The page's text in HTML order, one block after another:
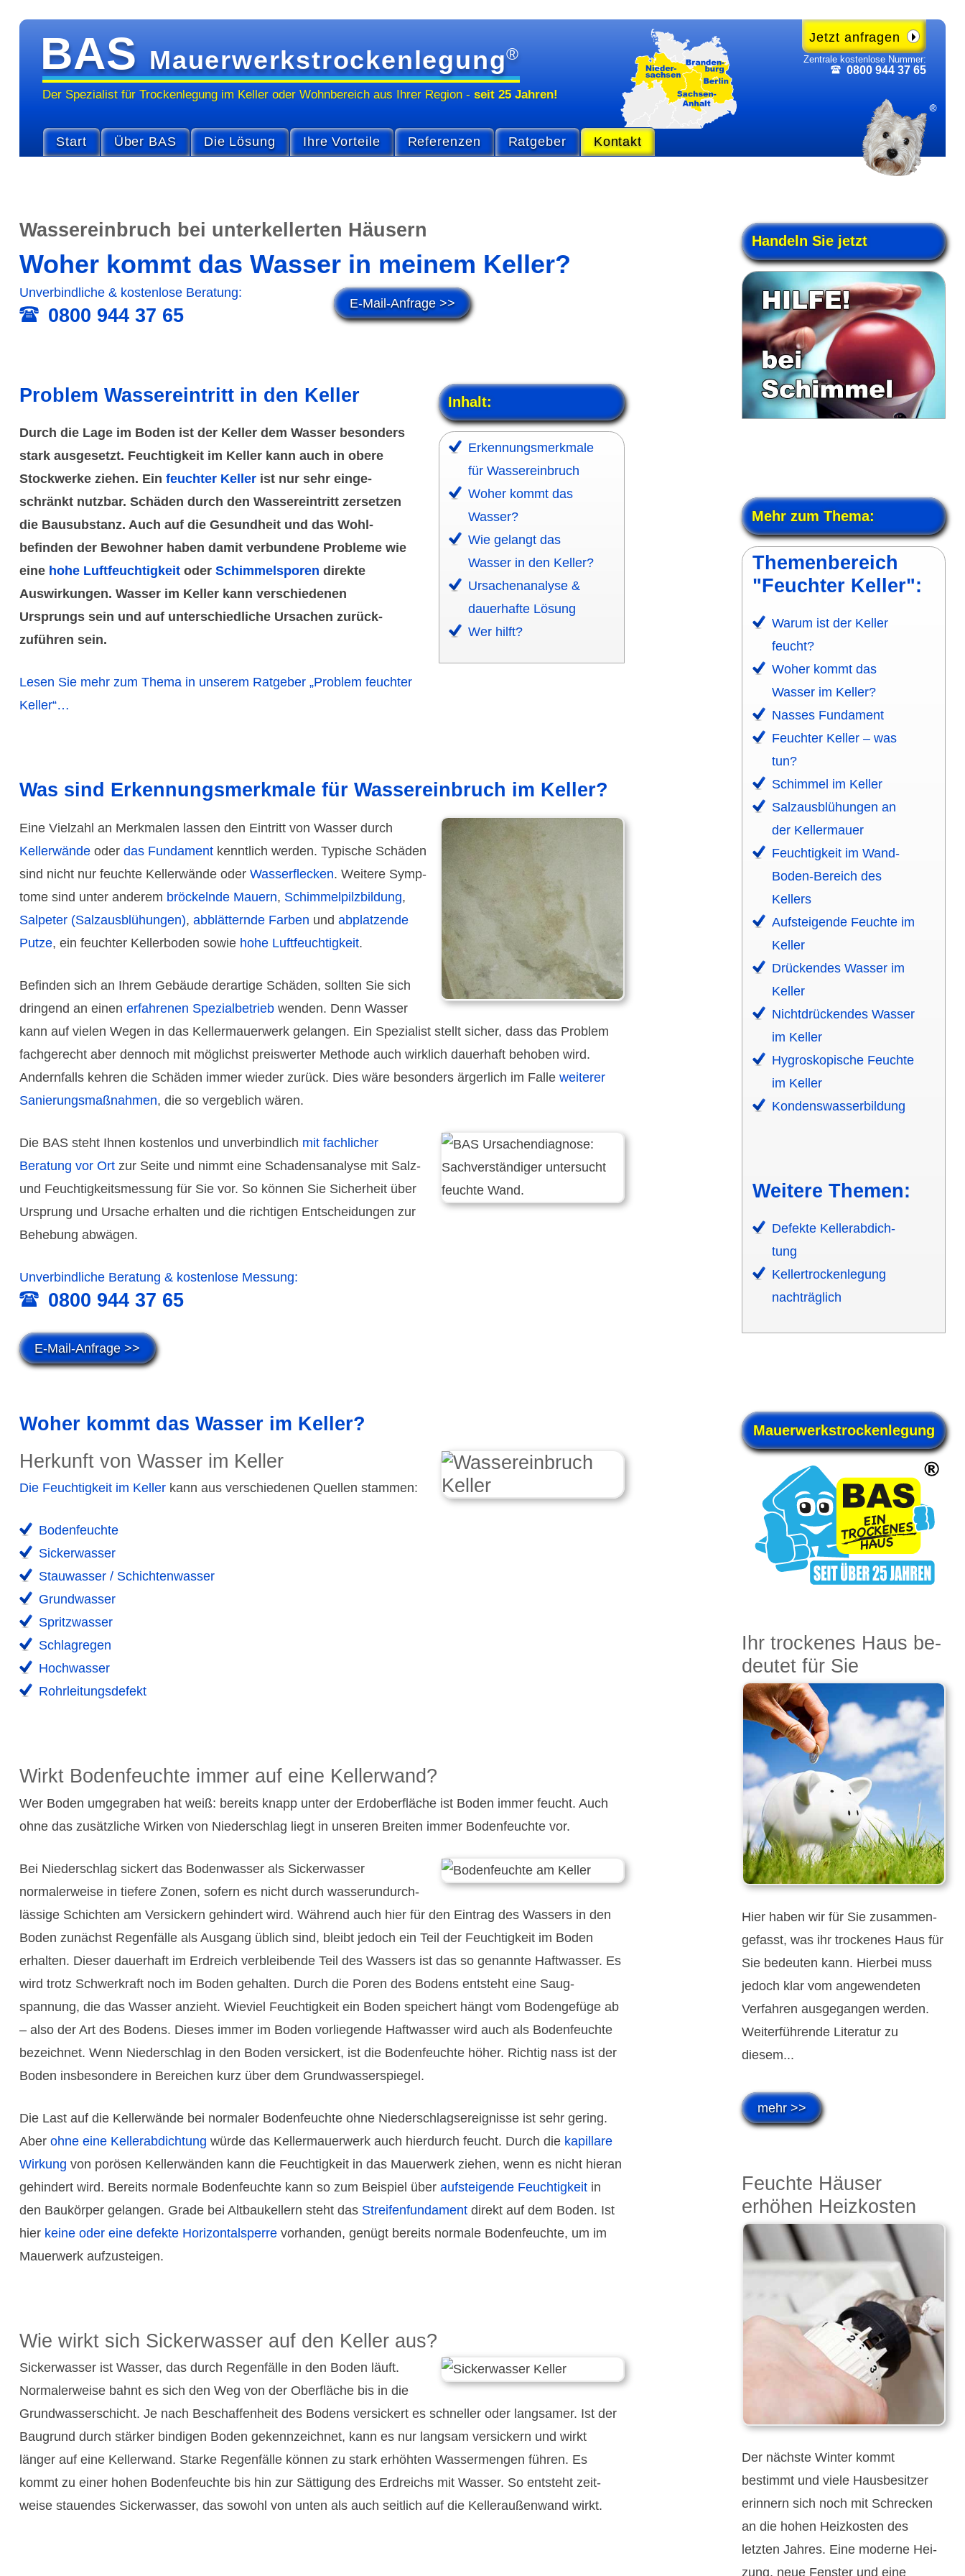
BASMauerwerkstrockenlegung®
Der Spezialist für Trocken­legung im Keller oder Wohn­bereichaus Ihrer Region-seit 25 Jahren!
Zentrale kosten­lose Nummer:
0800 944 37 65
Jetzt anfragen
Start Über BAS Die Lösung Ihre Vorteile Referenzen Ratgeber Kontakt
Wasser­einbruch bei unterkellerten Häusern
Woher kommt das Wasser in meinem Keller?
Unver­bind­liche & kosten­lose Beratung:
0800 944 37 65
E-Mail-Anfrage >>
Problem Wasser­eintritt in den Keller
Durch die Lage im Boden ist der Keller dem Wasser besonders
stark ausgesetzt. Feuchtig­keit im Keller kann auch in obere
Stock­werke ziehen. Ein feuchter Kellerist nur sehr einge­
schränkt nutzbar. Schäden durch den Wasser­eintritt zersetzen
die Bausubs­tanz. Auch auf die Gesund­heit und das Wohl­
befinden der Bewohner haben damit verbundene Probleme wie
eine hohe Luft­feuchtig­keitoder Schimmel­sporen direkte
Auswir­kungen. Wasser im Keller kann verschie­denen
Ursprungs sein und auf unter­schied­liche Ursachen zurück­
zuführen sein.
Lesen Sie mehr zum Thema in unserem Ratgeber „Problem feuchter
Keller“…
Inhalt:
Erkennungs­merkmale
für Wasser­einbruch
Woher kommt das
Wasser?
Wie gelangt das
Wasser in den Keller?
Ursachen­analyse &
dauerhafte Lösung
Wer hilft?
Was sind Erkennungs­merkmale für Wasser­einbruch im Keller?
Eine Vielzahl an Merk­malen lassen den Eintritt von Wasser durch
Keller­wändeoder das Funda­mentkenntlich werden. Typische Schäden
sind nicht nur feuchte Keller­wände oder Wasser­flecken. Weitere Symp­
tome sind unter anderem bröckelnde Mauern, Schimmel­pilz­bildung,
Salpeter (Salzaus­blühungen), abblät­ternde Farben und abplatzende
Putze, ein feuchter Keller­boden sowie hohe Luft­feuchtig­keit.
Befinden sich an Ihrem Gebäude derartige Schäden, sollten Sie sich
dringend an einen erfahrenen Spezial­betriebwenden. Denn Wasser
kann auf vielen Wegen in das Keller­mauer­werk gelangen. Ein Spezialist stellt sicher, dass das Problem
fachge­recht aber dennoch mit möglichst preis­werter Methode auch wirklich dauer­haft behoben wird.
Andern­falls kehren die Schäden immer wieder zurück. Dies wäre besonders ärgerlich im Falle weiterer
Sanierungs­maß­nahmen, die so vergeb­lich wären.
Die BAS steht Ihnen kosten­los und unver­bind­lich mit fachlicher
Beratung vor Ortzur Seite und nimmt eine Schadens­analyse mit Salz-
und Feuchtig­keits­messung für Sie vor. So können Sie Sicher­heit über
Ursprung und Ursache erhalten und die richtigen Entschei­dungen zur
Behebung abwägen.
Unver­bind­liche Beratung & kosten­lose Messung:
0800 944 37 65
E-Mail-Anfrage >>
Woher kommt das Wasser im Keller?
Herkunft von Wasser im Keller
Die Feuchtig­keit im Kellerkann aus verschie­denen Quellen stammen:
Boden­feuchte
Sicker­wasser
Stau­wasser / Schichten­wasser
Grund­wasser
Spritz­wasser
Schlag­regen
Hoch­wasser
Rohrlei­tungs­defekt
Wirkt Bodenfeuchte immer auf eine Kellerwand?
Wer Boden umge­graben hat weiß: bereits knapp unter der Erdober­fläche ist Boden immer feucht. Auch
ohne das zusätz­liche Wirken von Nieder­schlag liegt in unseren Breiten immer Boden­feuchte vor.
Bei Nieder­schlag sickert das Boden­wasser als Sicker­wasser
normalerweise in tiefere Zonen, sofern es nicht durch wasser­undurch­
lässige Schichten am Versickern gehindert wird. Während auch hier für den Eintrag des Wassers in den
Boden zunächst Regen­fälle als Ausgang üblich sind, bleibt jedoch ein Teil der Feuchtig­keit im Boden
erhalten. Dieser dauerhaft im Erdreich verblei­bende Teil des Wassers ist das so genannte Haft­wasser. Es
wird trotz Schwer­kraft noch im Boden gehalten. Durch die Poren des Bodens entsteht eine Saug­
spannung, die das Wasser anzieht. Wieviel Feuchtig­keit ein Boden speichert hängt vom Boden­gefüge ab
– also der Art des Bodens. Dieses immer im Boden vorliegende Haft­wasser wird auch als Boden­feuchte
bezeichnet. Wenn Nieder­schlag in den Boden versickert, ist die Boden­feuchte höher. Richtig nass ist der
Boden insbe­sondere in Bereichen kurz über dem Grund­wasser­spiegel.
Die Last auf die Keller­wände bei normaler Boden­feuchte ohne Nieder­schlags­ereig­nisse ist sehr gering.
Aber ohne eine Keller­abdichtung würde das Keller­mauer­werk auch hier­durch feucht. Durch die kapil­lare
Wirkung von porösen Keller­wänden kann die Feuchtig­keit in das Mauer­werk ziehen, wenn es nicht hieran
gehindert wird. Bereits normale Boden­feuchte kann so zum Beispiel über aufstei­gende Feuchtig­keitin
den Bau­körper gelangen. Grade bei Altbau­kellern steht das Streifen­funda­mentdirekt auf dem Boden. Ist
hier keine oder eine defekte Hori­zontal­sperrevorhanden, genügt bereits normale Boden­feuchte, um im
Mauer­werk aufzusteigen.
Wie wirkt sich Sicker­wasser auf den Keller aus?
Sicker­wasser ist Wasser, das durch Regen­fälle in den Boden läuft.
Normaler­weise bahnt es sich den Weg von der Ober­fläche bis in die
Grund­wasser­schicht. Je nach Beschaffen­heit des Bodens versickert es schneller oder langsamer. Ist der
Bau­grund durch stärker bindigen Boden gekenn­zeichnet, kann es nur langsam ver­sickern und wirkt
länger auf eine Keller­wand. Starke Regen­fälle können zu stark erhöhten Wasser­mengen führen. Es
kommt zu einer hohen Boden­feuchte bis hin zur Sätti­gung des Erd­reichs mit Wasser. So entsteht zeit­
weise stauendes Sicker­wasser, das sowohl von unten als auch seit­lich auf die Keller­außen­wand wirkt.
Handeln Sie jetzt
Mehr zum Thema:
Themen­bereich
"Feuchter Keller":
Warum ist der Keller
feucht?
Woher kommt das
Wasser im Keller?
Nasses Fundament
Feuchter Keller – was
tun?
Schimmel im Keller
Salz­ausblü­hungen an
der Keller­mauer
Feuchtig­keit im Wand-
Boden-Bereich des
Kellers
Aufsteigende Feuchte im
Keller
Drückendes Wasser im
Keller
Nicht­drückendes Wasser
im Keller
Hygros­kopische Feuchte
im Keller
Kondens­wasser­bildung
Weitere Themen:
Defekte Keller­­abdich­
tung
Keller­­trocken­­legung
nachträg­lich
Mauerwerks­trockenlegung
Ihr trocke­nes Haus be­
deu­tet für Sie
Hier haben wir für Sie zu­sammen­
ge­fasst, was ihr trock­enes Haus für
Sie be­deu­ten kann. Hier­bei muss
jedoch klar vom an­ge­wende­ten
Ver­fah­ren aus­ge­gan­gen werden.
Weiter­füh­rende Lite­ratur zu
diesem...
mehr >>
Feuchte Häuser
erhöhen Heiz­kosten
Der nächste Winter kommt
bestimmt und viele Haus­be­sitzer
erinnern sich noch mit Schrecken
an die hohen Heiz­kosten des
letzten Jahres. Eine moderne Hei­
zung, neue Fenster und eine